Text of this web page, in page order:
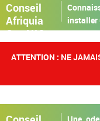
Conseil
Afriquia
Gaz N°6
installer
ATTENTION : NE